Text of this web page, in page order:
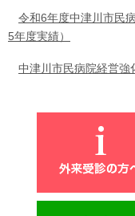
令和6年度中津川市民
5年度実績）
中津川市民病院経営強